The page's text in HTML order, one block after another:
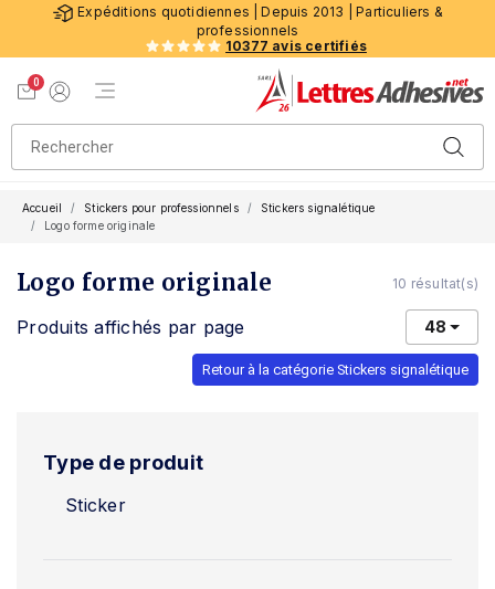
Expéditions quotidiennes | Depuis 2013 | Particuliers &
professionnels
10377 avis certifiés
0
Menu de navigation
Accueil Stickers pour professionnels
Stickers signalétique
Logo forme originale
Logo forme originale 10 résultat(s)
Produits affichés par page 48
Retour à la catégorie Stickers signalétique
Type de produit
Sticker